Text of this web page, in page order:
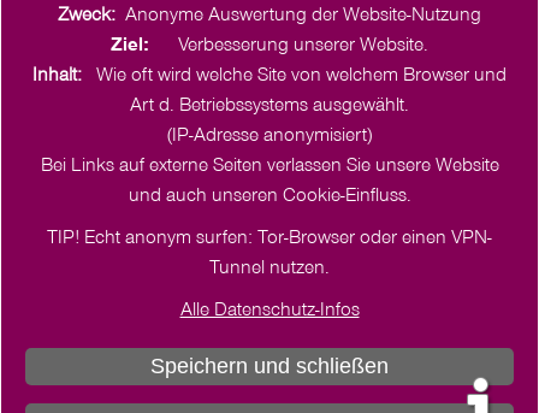
Cookie-Einstellungen
Info zu digitalen Veranstaltungen
Zweck: Anonyme Auswertung der Website-Nutzung
Ziel: Verbesserung unserer Website.
Inhalt: Wie oft wird welche Site von welchem Browser und
Art d. Betriebssystems ausgewählt.
(IP-Adresse anonymisiert)
Bei Links auf externe Seiten verlassen Sie unsere Website
und auch unseren Cookie-Einfluss.
TIP! Echt anonym surfen: Tor-Browser oder einen VPN-
Tunnel nutzen.
Alle Datenschutz-Infos
Speichern und schließen